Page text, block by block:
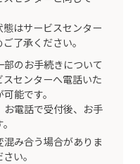
はサービスセンター
了承ください。
のお手続きについて
センターへ電話いた
能です。
電話で受付後、お手
み合う場合がありま
い。